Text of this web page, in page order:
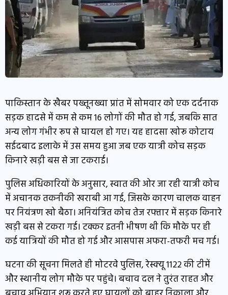
पाकिस्तान के खैबर पख्तूनख्वा प्रांत में सोमवार को एक दर्दनाक
सड़क हादसे में कम से कम 16 लोगों की मौत हो गई, जबकि सात
अन्य लोग गंभीर रूप से घायल हो गए। यह हादसा खोरू कोटाय
सईदबाद इलाके में उस समय हुआ जब एक यात्री कोच सड़क
किनारे खड़ी बस से जा टकराई।
पुलिस अधिकारियों के अनुसार, स्वात की ओर जा रही यात्री कोच
में अचानक तकनीकी खराबी आ गई, जिसके कारण चालक वाहन
पर नियंत्रण खो बैठा। अनियंत्रित कोच तेज रफ्तार में सड़क किनारे
खड़ी बस से टकरा गई। टक्कर इतनी भीषण थी कि मौके पर ही
कई यात्रियों की मौत हो गई और आसपास अफरा-तफरी मच गई।
घटना की सूचना मिलते ही मोटरवे पुलिस, रेस्क्यू 1122 की टीमें
और स्थानीय लोग मौके पर पहुंचे। बचाव दल ने तुरंत राहत और